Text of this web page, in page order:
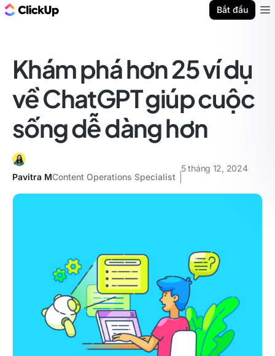
Bắt đầu
Khám phá hơn 25 ví dụ
về ChatGPT giúp cuộc
sống dễ dàng hơn
Pavitra MContent Operations Specialist
5 tháng 12, 2024